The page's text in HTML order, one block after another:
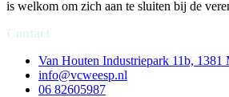
is welkom om zich aan te sluiten bij de
Van Houten Industriepark 11b, 1381
info@vcweesp.nl
06 82605987